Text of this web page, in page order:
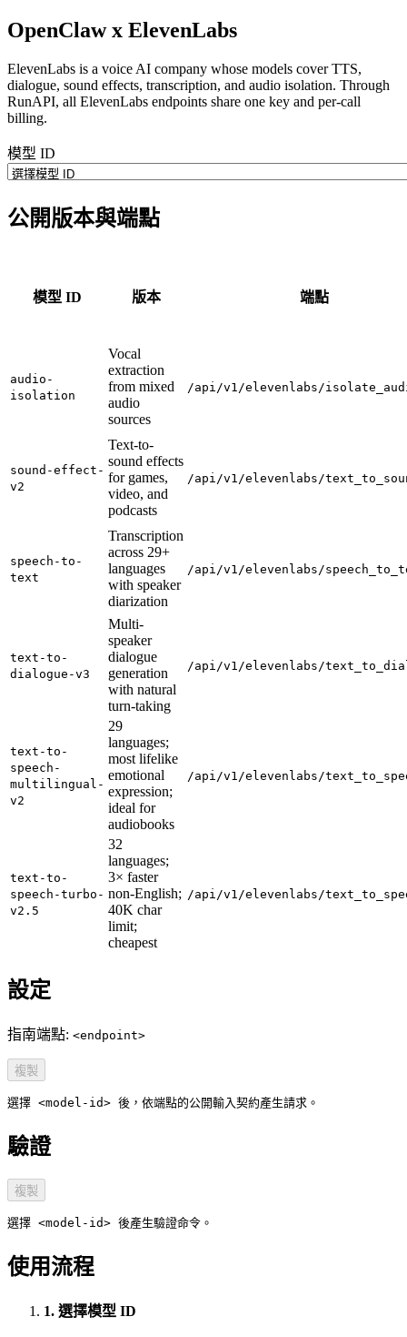
OpenClaw x ElevenLabs
ElevenLabs is a voice AI company whose models cover TTS,
dialogue, sound effects, transcription, and audio isolation. Through
RunAPI, all ElevenLabs endpoints share one key and per-call
billing.
模型 ID
公開版本與端點
模型 ID 版本 端點
audio-
isolation
Vocal
extraction
from mixed
audio
sources
/api/v1/elevenlabs/
sound-effect-
v2
Text-to-
sound effects
for games,
video, and
podcasts
/api/v1/elevenlabs/
speech-to-
text
Transcription
across 29+
languages
with speaker
diarization
/api/v1/elevenlabs/
text-to-
dialogue-v3
Multi-
speaker
dialogue
generation
with natural
turn-taking
/api/v1/elevenlabs/
text-to-
speech-
multilingual-
v2
29
languages;
most lifelike
emotional
expression;
ideal for
audiobooks
/api/v1/elevenlabs/
text-to-
speech-turbo-
v2.5
32
languages;
3× faster
non-English;
40K char
limit;
cheapest
/api/v1/elevenlabs/
設定
指南端點: <endpoint>
複製
選擇 <model-id> 後，依端點的公開輸入契約產生請求。
驗證
複製
選擇 <model-id> 後產生驗證命令。
使用流程
1. 選擇模型 ID